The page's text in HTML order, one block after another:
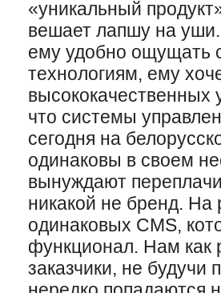
«уникальный
вешает лапшу на
ему удобно ощущать
технологиям, ему
что системы
сегодня на
одинаковы в своем
вынуждают
никакой не бренд.
одинаковых CMS,
функционал. Нам как
заказчики, не